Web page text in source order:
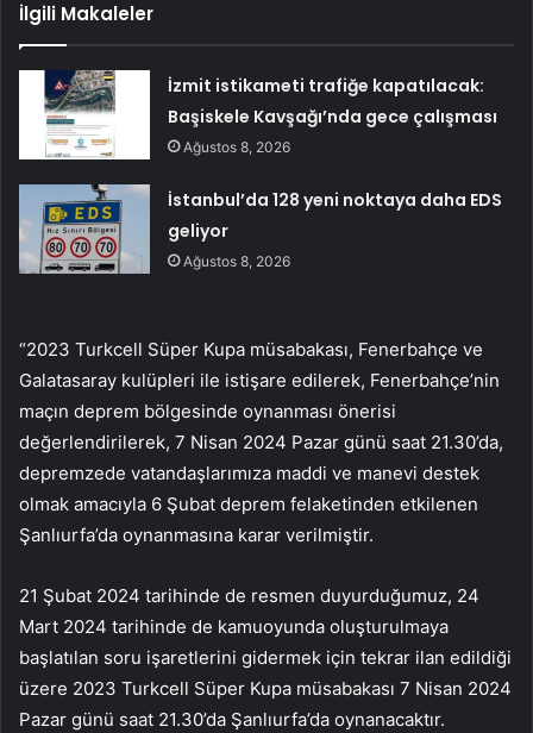
İlgili Makaleler
İzmit istikameti trafiğe kapatılacak:
Başiskele Kavşağı’nda gece çalışması
Ağustos 8, 2026
İstanbul’da 128 yeni noktaya daha EDS
geliyor
Ağustos 8, 2026
“2023 Turkcell Süper Kupa müsabakası, Fenerbahçe ve
Galatasaray kulüpleri ile istişare edilerek, Fenerbahçe’nin
maçın deprem bölgesinde oynanması önerisi
değerlendirilerek, 7 Nisan 2024 Pazar günü saat 21.30’da,
depremzede vatandaşlarımıza maddi ve manevi destek
olmak amacıyla 6 Şubat deprem felaketinden etkilenen
Şanlıurfa’da oynanmasına karar verilmiştir.
21 Şubat 2024 tarihinde de resmen duyurduğumuz, 24
Mart 2024 tarihinde de kamuoyunda oluşturulmaya
başlatılan soru işaretlerini gidermek için tekrar ilan edildiği
üzere 2023 Turkcell Süper Kupa müsabakası 7 Nisan 2024
Pazar günü saat 21.30’da Şanlıurfa’da oynanacaktır.